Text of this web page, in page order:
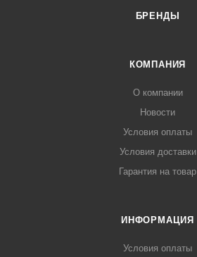
БРЕНДЫ
КОМПАНИЯ
О компании
Новости
Условия оплаты
Условия доставки
Гарантия на товар
ИНФОРМАЦИЯ
Условия оплаты